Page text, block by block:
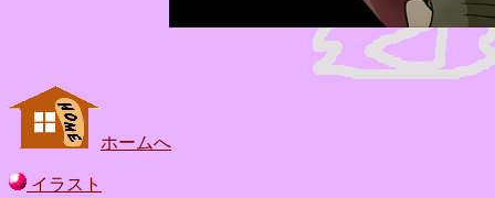
ホームへ
イラスト